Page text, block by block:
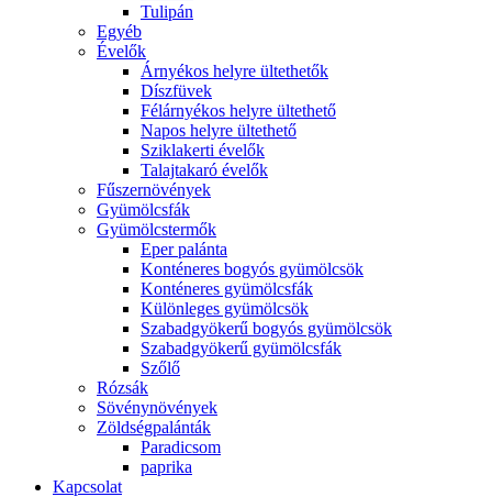
Tulipán
Egyéb
Évelők
Árnyékos helyre ültethetők
Díszfüvek
Félárnyékos helyre ültethető
Napos helyre ültethető
Sziklakerti évelők
Talajtakaró évelők
Fűszernövények
Gyümölcsfák
Gyümölcstermők
Eper palánta
Konténeres bogyós gyümölcsök
Konténeres gyümölcsfák
Különleges gyümölcsök
Szabadgyökerű bogyós gyümölcsök
Szabadgyökerű gyümölcsfák
Szőlő
Rózsák
Sövénynövények
Zöldségpalánták
Paradicsom
paprika
Kapcsolat